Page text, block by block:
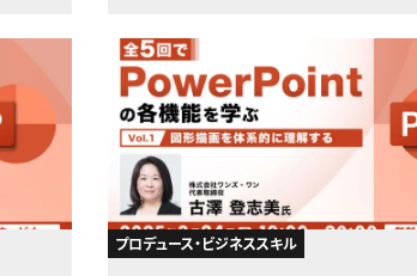
プロデュース・ビジネススキル